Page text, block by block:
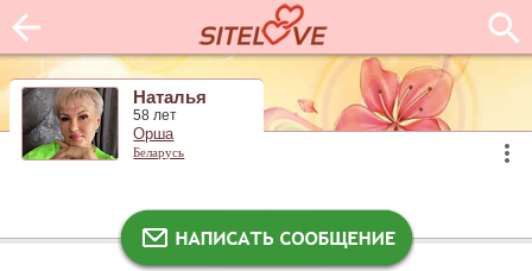
Наталья
58 лет
Орша
Беларусь